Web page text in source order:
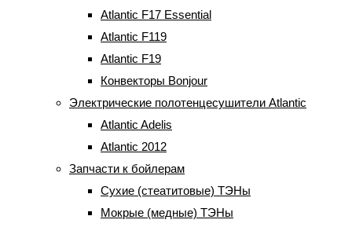
Atlantic F17 Essential
Atlantic F119
Atlantic F19
Конвекторы Bonjour
Электрические полотенцесушители Atlantic
Atlantic Adelis
Atlantic 2012
Запчасти к бойлерам
Сухие (стеатитовые) ТЭНы
Мокрые (медные) ТЭНы